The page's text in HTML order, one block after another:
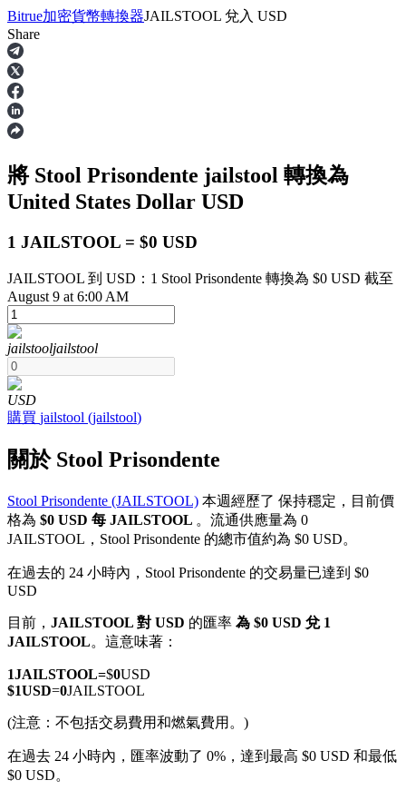
合約
USDT永續
多種以USDT結算的永續合約
幣本位永續
以數字貨幣為保證金的永續合約
TradFi
美股、外匯、貴金屬及大宗商品衍生性商品
Bitrue加密貨幣轉換器JAILSTOOL 兌入 USD
Share
將 Stool Prisondente jailstool 轉換為
United States Dollar USD
1 JAILSTOOL = $0 USD
JAILSTOOL 到 USD：1 Stool Prisondente 轉換為 $0 USD 截至
August 9 at 6:00 AM
jailstooljailstool
USD
購買 jailstool (jailstool)
關於 Stool Prisondente
Stool Prisondente (JAILSTOOL) 本週經歷了 保持穩定，目前價
格為 $0 USD 每 JAILSTOOL 。流通供應量為 0
JAILSTOOL，Stool Prisondente 的總市值約為 $0 USD。
在過去的 24 小時內，Stool Prisondente 的交易量已達到 $0
USD
目前， JAILSTOOL 對 USD 的匯率 為 $0 USD 兌 1
JAILSTOOL。這意味著：
1JAILSTOOL=$0USD
$1USD=0JAILSTOOL
(注意：不包括交易費用和燃氣費用。)
在過去 24 小時內，匯率波動了 0%，達到最高 $0 USD 和最低
$0 USD。